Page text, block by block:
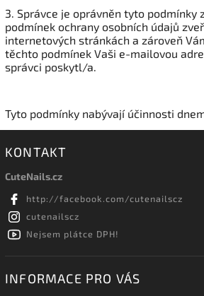
3. Správce je oprávněn tyto podmínky
podmínek ochrany osobních údajů
internetových stránkách a zároveň
těchto podmínek Vaši e-mailovou
správci poskytl/a.
Tyto podmínky nabývají účinnosti
KONTAKT
CuteNails.cz
http://facebook.com/cutenailscz
cutenailscz
Nejsem plátce DPH!
INFORMACE PRO VÁS